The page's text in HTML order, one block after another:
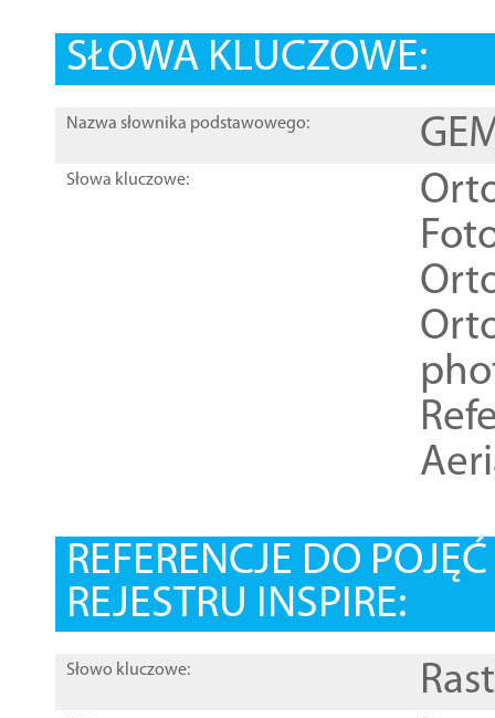
SŁOWA KLUCZOWE:
Nazwa słownika podstawowego:
Słowa kluczowe:
REFERENCJE DO
REJESTRU INSPIRE:
Słowo kluczowe: